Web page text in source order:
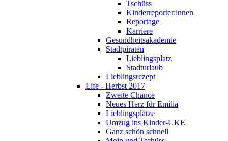
Tschüss
Kinderreporter:innen
Reportage
Karriere
Gesundheitsakademie
Stadtpiraten
Lieblingsplatz
Stadturlaub
Lieblingsrezept
Life - Herbst 2017
Zweite Chance
Neues Herz für Emilia
Lieblingsplätze
Umzug ins Kinder-UKE
Ganz schön schnell